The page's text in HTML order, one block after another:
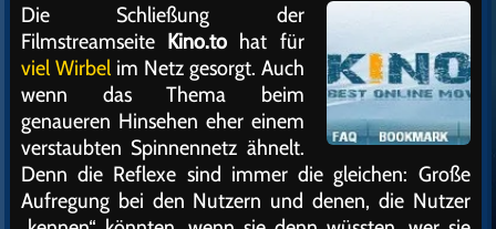
Die Schließung der
Filmstreamseite Kino.to hat für
viel Wirbelim Netz gesorgt. Auch
wenn das Thema beim
genaueren Hinsehen eher einem
verstaubten Spinnennetz ähnelt.
Denn die Reflexe sind immer die gleichen: Große
Aufregung bei den Nutzern und denen, die Nutzer